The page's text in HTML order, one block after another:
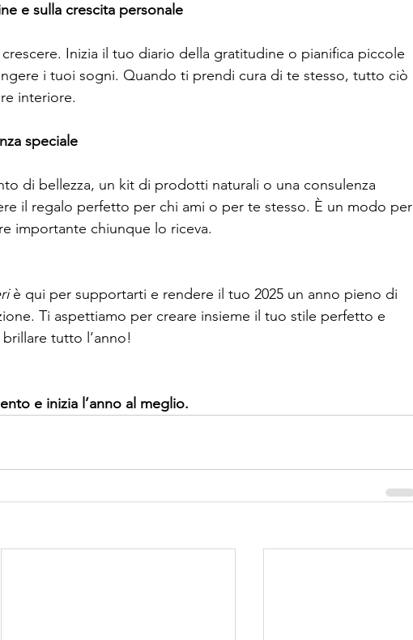
e sulla crescita personale
Inizia il tuo diario della gratitudine o pianifica piccole
i tuoi sogni. Quando ti prendi cura di te stesso, tutto ciò
interiore.
speciale
di bellezza, un kit di prodotti naturali o una consulenza
il regalo perfetto per chi ami o per te stesso. È un modo per
importante chiunque lo riceva.
è qui per supportarti e rendere il tuo 2025 un anno pieno di
Ti aspettiamo per creare insieme il tuo stile perfetto e
tutto l’anno!
e inizia l’anno al meglio.